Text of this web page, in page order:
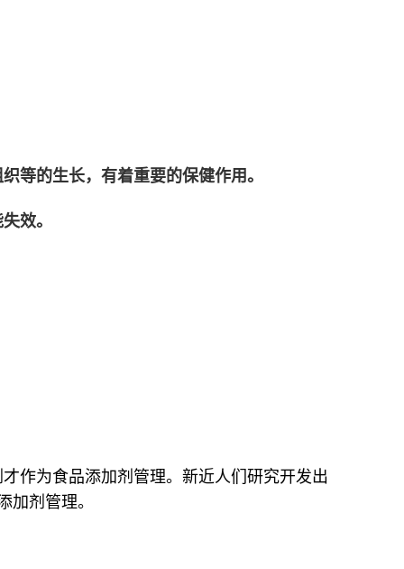
等的生长，有着重要的保健作用。
效。
作为食品添加剂管理。新近人们研究开发出
剂管理。